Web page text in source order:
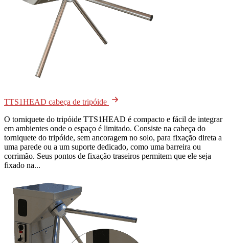
TTS1HEAD cabeça de tripóide
O torniquete do tripóide TTS1HEAD é compacto e fácil de integrar
em ambientes onde o espaço é limitado. Consiste na cabeça do
torniquete do tripóide, sem ancoragem no solo, para fixação direta a
uma parede ou a um suporte dedicado, como uma barreira ou
corrimão. Seus pontos de fixação traseiros permitem que ele seja
fixado na...